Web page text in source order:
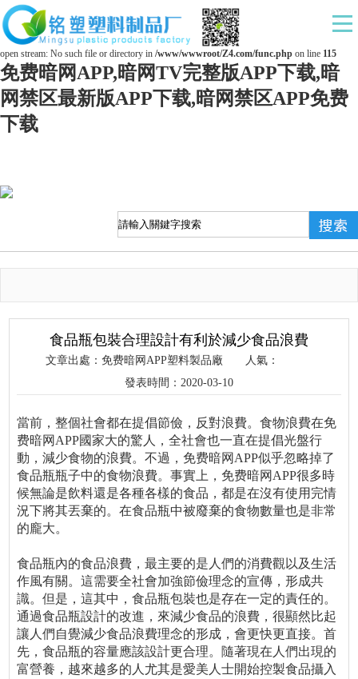
Warning: mkdir(): No space left on device in/www/wwwroot/Z4.com/func.php on line127
Warning: file_put_contents(./cachefile_yuan/ds169.com/cache/c9/08ddd/031d5.html): failed to
open stream: No such file or directory in /www/wwwroot/Z4.com/func.php on line 115
免费暗网APP,暗网TV完整版APP下载,暗
网禁区最新版APP下载,暗网禁区APP免费
下载
食品瓶包裝合理設計有利於減少食品浪費
文章出處：免费暗网APP塑料製品廠
人氣：
發表時間：2020-03-10
當前，整個社會都在提倡節儉，反對浪費。食物浪費在免
费暗网APP國家大的驚人，全社會也一直在提倡光盤行
動，減少食物的浪費。不過，免费暗网APP似乎忽略掉了
食品瓶瓶子中的食物浪費。事實上，免费暗网APP很多時
候無論是飲料還是各種各樣的食品，都是在沒有使用完情
況下將其丟棄的。在食品瓶中被廢棄的食物數量也是非常
的龐大。
食品瓶內的食品浪費，最主要的是人們的消費觀以及生活
作風有關。這需要全社會加強節儉理念的宣傳，形成共
識。但是，這其中，食品瓶包裝也是存在一定的責任的。
通過食品瓶設計的改進，來減少食品的浪費，很顯然比起
讓人們自覺減少食品浪費理念的形成，會更快更直接。首
先，食品瓶的容量應該設計更合理。隨著現在人們出現的
富營養，越來越多的人尤其是愛美人士開始控製食品攝入